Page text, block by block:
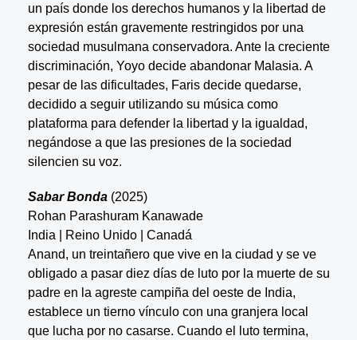
un país donde los derechos humanos y la libertad de
expresión están gravemente restringidos por una
sociedad musulmana conservadora. Ante la creciente
discriminación, Yoyo decide abandonar Malasia. A
pesar de las dificultades, Faris decide quedarse,
decidido a seguir utilizando su música como
plataforma para defender la libertad y la igualdad,
negándose a que las presiones de la sociedad
silencien su voz.
Sabar Bonda(2025)
Rohan Parashuram Kanawade
India | Reino Unido | Canadá
Anand, un treintañero que vive en la ciudad y se ve
obligado a pasar diez días de luto por la muerte de su
padre en la agreste campiña del oeste de India,
establece un tierno vínculo con una granjera local
que lucha por no casarse. Cuando el luto termina,